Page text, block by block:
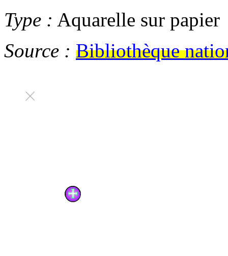
Type : Aquarelle sur papier
Source : Bibliothèque